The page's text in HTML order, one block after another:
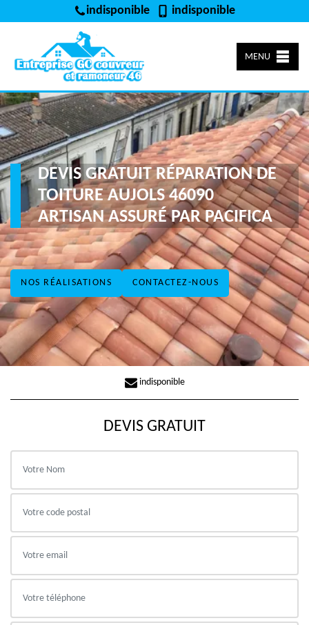
indisponible indisponible
MENU
NOS RÉALISATIONS CONTACTEZ-NOUS
DEVIS GRATUIT RÉPARATION DE
TOITURE AUJOLS 46090
ARTISAN ASSURÉ PAR PACIFICA
indisponible
DEVIS GRATUIT